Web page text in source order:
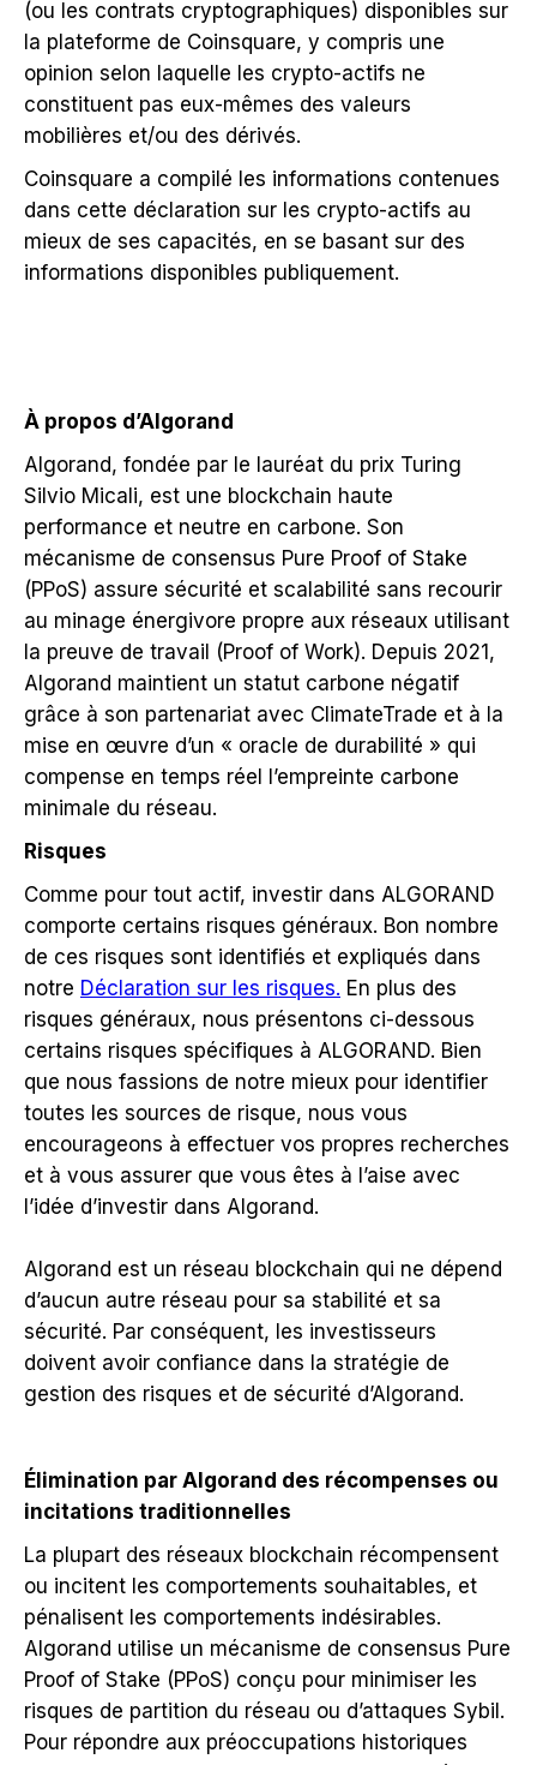
(ou les contrats cryptographiques) disponibles sur
la plateforme de Coinsquare, y compris une
opinion selon laquelle les crypto-actifs ne
constituent pas eux-mêmes des valeurs
mobilières et/ou des dérivés.
Coinsquare a compilé les informations contenues
dans cette déclaration sur les crypto-actifs au
mieux de ses capacités, en se basant sur des
informations disponibles publiquement.
À propos d’Algorand
Algorand, fondée par le lauréat du prix Turing
Silvio Micali, est une blockchain haute
performance et neutre en carbone. Son
mécanisme de consensus Pure Proof of Stake
(PPoS) assure sécurité et scalabilité sans recourir
au minage énergivore propre aux réseaux utilisant
la preuve de travail (Proof of Work). Depuis 2021,
Algorand maintient un statut carbone négatif
grâce à son partenariat avec ClimateTrade et à la
mise en œuvre d’un « oracle de durabilité » qui
compense en temps réel l’empreinte carbone
minimale du réseau.
Risques
Comme pour tout actif, investir dans ALGORAND
comporte certains risques généraux. Bon nombre
de ces risques sont identifiés et expliqués dans
notre Déclaration sur les risques. En plus des
risques généraux, nous présentons ci-dessous
certains risques spécifiques à ALGORAND. Bien
que nous fassions de notre mieux pour identifier
toutes les sources de risque, nous vous
encourageons à effectuer vos propres recherches
et à vous assurer que vous êtes à l’aise avec
l’idée d’investir dans Algorand.
Algorand est un réseau blockchain qui ne dépend
d’aucun autre réseau pour sa stabilité et sa
sécurité. Par conséquent, les investisseurs
doivent avoir confiance dans la stratégie de
gestion des risques et de sécurité d’Algorand.
Élimination par Algorand des récompenses ou
incitations traditionnelles
La plupart des réseaux blockchain récompensent
ou incitent les comportements souhaitables, et
pénalisent les comportements indésirables.
Algorand utilise un mécanisme de consensus Pure
Proof of Stake (PPoS) conçu pour minimiser les
risques de partition du réseau ou d’attaques Sybil.
Pour répondre aux préoccupations historiques